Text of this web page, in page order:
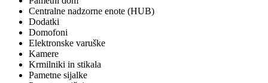
Centralne nadzorne enote (HUB)
Dodatki
Domofoni
Elektronske varuške
Kamere
Krmilniki in stikala
Pametne sijalke